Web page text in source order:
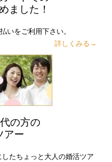
ました！
いをご利用下さい。
詳しくみる→
の方の
アー
たちょっと大人の婚活ツア